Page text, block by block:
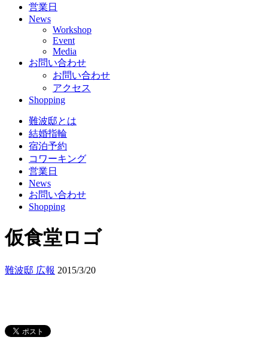
営業日
News
Workshop
Event
Media
お問い合わせ
お問い合わせ
アクセス
Shopping
難波邸とは
結婚指輪
宿泊予約
コワーキング
営業日
News
お問い合わせ
Shopping
仮食堂ロゴ
難波邸 広報 2015/3/20